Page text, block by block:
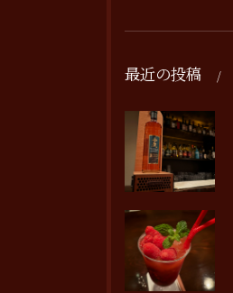
最近の投稿